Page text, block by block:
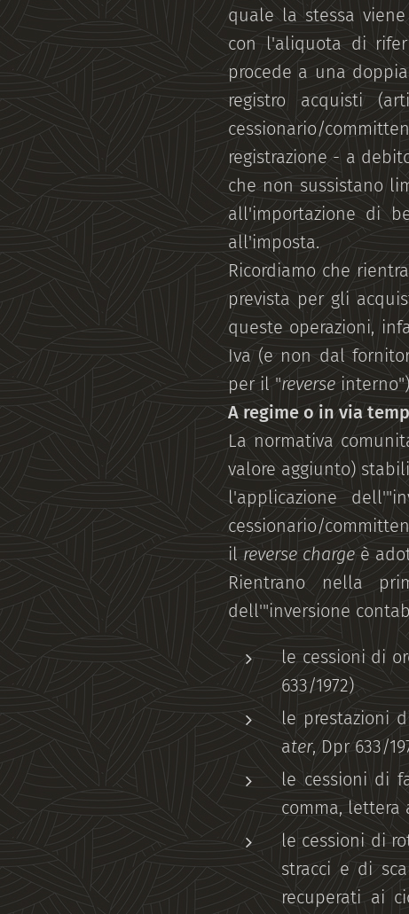
quale la stessa
con l'aliquota di
procede a una
registro acquisti
cessionario/
registrazione - a
che non sussistano
all'importazione di
all'imposta.
Ricordiamo che
prevista per gli
queste operazioni,
Iva (e non dal
per il "reverse
A regime o in via
La normativa
valore aggiunto)
l'applicazione
cessionario/
il reverse chargeè
Rientrano nella
dell'"inversione
le cessioni di
633/1972)
le prestazioni
ater, Dpr 633/
le cessioni di
comma, lettera
le cessioni di
stracci e di
recuperati ai